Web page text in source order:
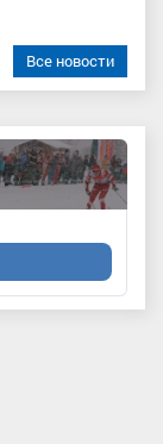
Все новости